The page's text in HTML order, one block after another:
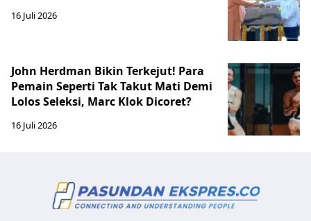
16 Juli 2026
John Herdman Bikin Terkejut! Para
Pemain Seperti Tak Takut Mati Demi
Lolos Seleksi, Marc Klok Dicoret?
16 Juli 2026